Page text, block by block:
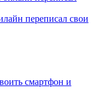
переписал свои